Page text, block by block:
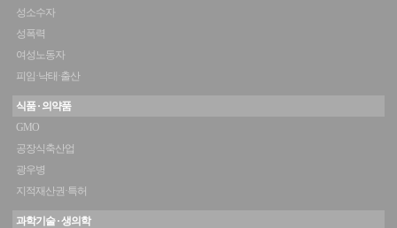
성소수자
성폭력
여성노동자
피임·낙태·출산
식품 · 의약품
GMO
공장식축산업
광우병
지적재산권·특허
과학기술 · 생의학